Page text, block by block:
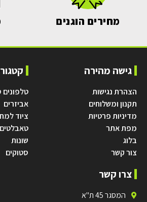
מחירים הוגנים
גישה מהירה
הצהרת נגישות
תקנון ומשלוחים
מדיניות פרטיות
מפת אתר
בלוג
צור קשר
טלפונים
אביזרים
ציוד
טאבלטים
שונות
סטוקים
צרו קשר
המסגר 45 ת"א